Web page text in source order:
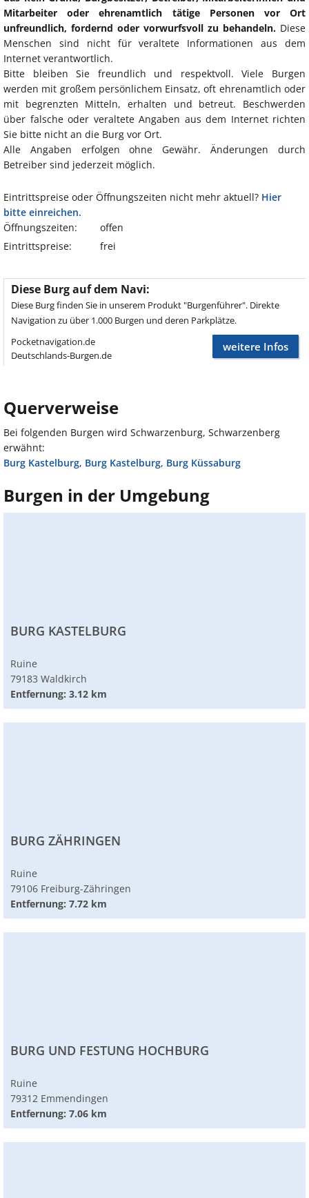
Mitarbeiter oder ehrenamtlich tätige Personen vor Ort
unfreundlich, fordernd oder vorwurfsvoll zu behandeln. Diese
Menschen sind nicht für veraltete Informationen aus dem
Internet verantwortlich.
Bitte bleiben Sie freundlich und respektvoll. Viele Burgen
werden mit großem persönlichem Einsatz, oft ehrenamtlich oder
mit begrenzten Mitteln, erhalten und betreut. Beschwerden
über falsche oder veraltete Angaben aus dem Internet richten
Sie bitte nicht an die Burg vor Ort.
Alle Angaben erfolgen ohne Gewähr. Änderungen durch
Betreiber sind jederzeit möglich.
Eintrittspreise oder Öffnungszeiten nicht mehr aktuell? Hier
bitte einreichen.
Öffnungszeiten:
offen
Eintrittspreise:
frei
Diese Burg auf dem Navi:
Diese Burg finden Sie in unserem Produkt "Burgenführer". Direkte
Navigation zu über 1.000 Burgen und deren Parkplätze.
Pocketnavigation.de
Deutschlands-Burgen.de
weitere Infos
Querverweise
Bei folgenden Burgen wird Schwarzenburg, Schwarzenberg
erwähnt:
Burg Kastelburg, Burg Kastelburg, Burg Küssaburg
Burgen in der Umgebung
BURG KASTELBURG
Ruine
79183 Waldkirch
Entfernung: 3.12 km
BURG ZÄHRINGEN
Ruine
79106 Freiburg-Zähringen
Entfernung: 7.72 km
BURG UND FESTUNG HOCHBURG
Ruine
79312 Emmendingen
Entfernung: 7.06 km